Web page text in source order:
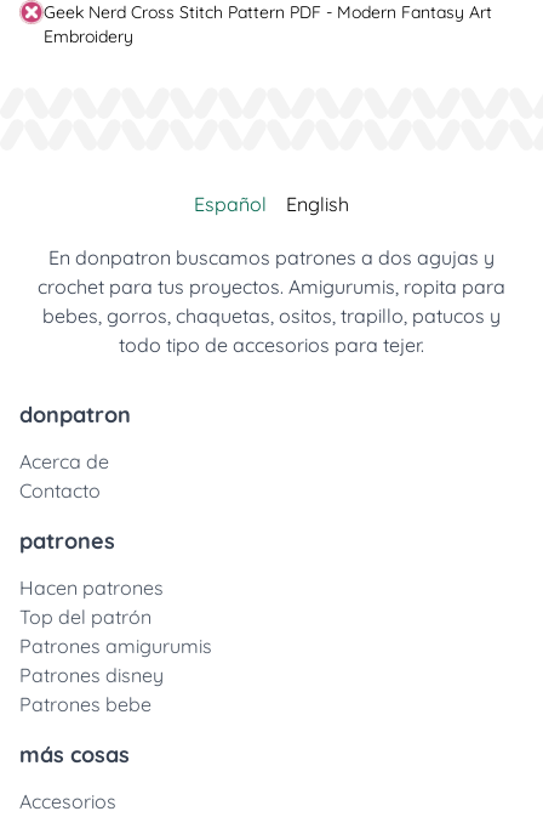
Geek Nerd Cross Stitch Pattern PDF - Modern Fantasy Art
Embroidery
Español English
En donpatron buscamos patrones a dos agujas y
crochet para tus proyectos. Amigurumis, ropita para
bebes, gorros, chaquetas, ositos, trapillo, patucos y
todo tipo de accesorios para tejer.
donpatron
Acerca de
Contacto
patrones
Hacen patrones
Top del patrón
Patrones amigurumis
Patrones disney
Patrones bebe
más cosas
Accesorios